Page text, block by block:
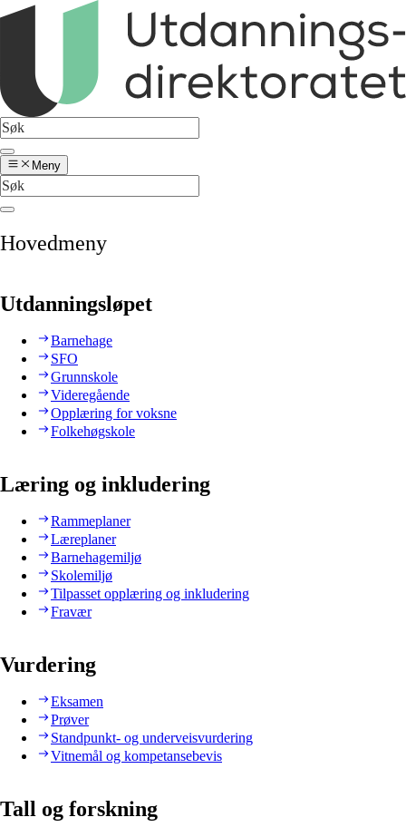
Meny
Hovedmeny
Utdanningsløpet
Barnehage
SFO
Grunnskole
Videregående
Opplæring for voksne
Folkehøgskole
Læring og inkludering
Rammeplaner
Læreplaner
Barnehagemiljø
Skolemiljø
Tilpasset opplæring og inkludering
Fravær
Vurdering
Eksamen
Prøver
Standpunkt- og underveisvurdering
Vitnemål og kompetansebevis
Tall og forskning